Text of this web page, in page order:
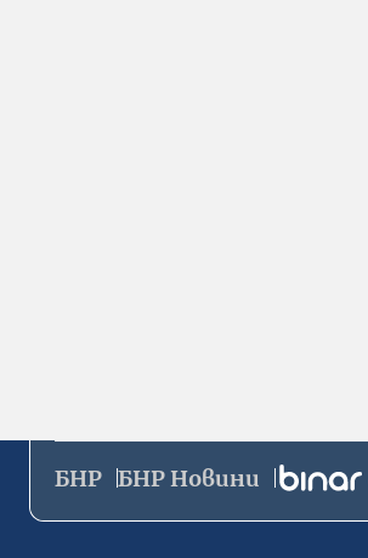
БНР БНР Новини